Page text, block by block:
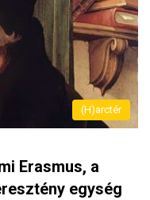
(H)arctér
Erasmus, a
egység